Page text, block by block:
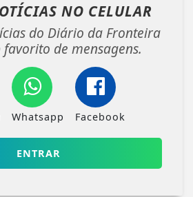
NO CELULAR
do Diário da Fronteira
de mensagens.
Whatsapp Facebook
ENTRAR